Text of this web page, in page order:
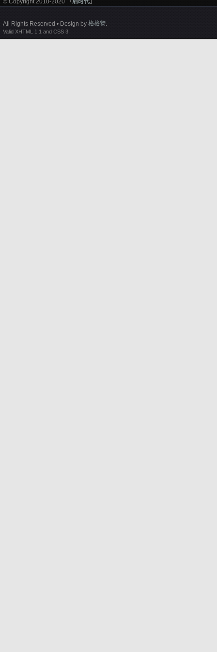
© Copyright 2010-2020 「 后时代
All Rights Reserved • Design by 格格物.
Valid XHTML 1.1 and CSS 3.